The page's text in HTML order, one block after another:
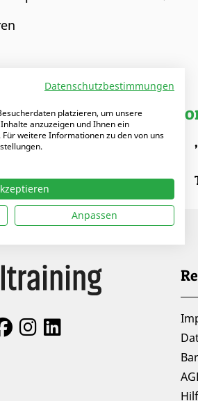
Artikel
08.06.2026 |
02.04.2025 |
Datenschutzbestimmungen
platzieren, um unsere
anzuzeigen und Ihnen ein
weitere Informationen zu den von uns
Anpassen